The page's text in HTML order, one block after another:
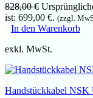
828,00€
ist: 699,00 €. (zzgl.
In den Warenkorb
exkl. MwSt.
Handstückkabel